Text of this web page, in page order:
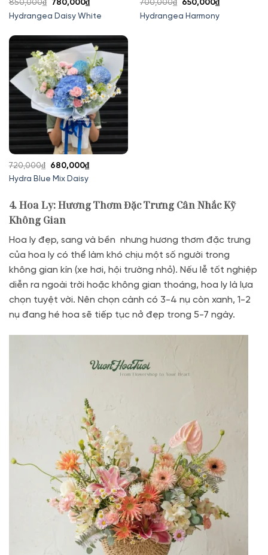
Hydrangea Daisy White
850,000₫
Giá
gốc
850,000₫.
780,000₫Giá
hiện
là:
780,000₫.
Hydrangea Harmony
700,000₫
Giá
gốc
650,000₫Giá
hiện
Hydra Blue Mix Daisy
720,000₫
Giá
gốc
720,000₫.
680,000₫Giá
hiện
là:
680,000₫.
4. Hoa Ly: Hương Thơm Đặc Trưng Cân Nhắc Kỹ
Không Gian
Hoa ly đẹp, sang và bền nhưng hương thơm đặc trưng
của hoa ly có thể làm khó chịu một số người trong
không gian kín (xe hơi, hội trường nhỏ). Nếu lễ tốt nghiệp
diễn ra ngoài trời hoặc không gian thoáng, hoa ly là lựa
chọn tuyệt vời. Nên chọn cành có 3-4 nụ còn xanh, 1-2
nụ đang hé hoa sẽ tiếp tục nở đẹp trong 5-7 ngày.